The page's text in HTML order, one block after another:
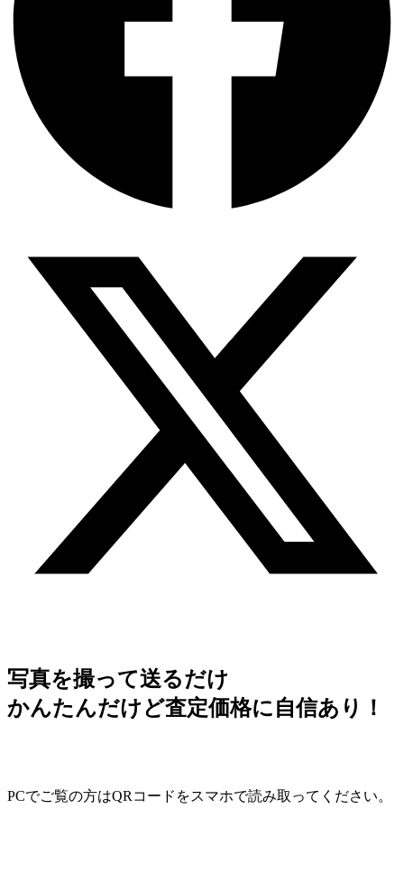
写真を撮って送るだけ
かんたんだけど査定価格に自信あり！
PCでご覧の方はQRコードをスマホで読み取ってください。